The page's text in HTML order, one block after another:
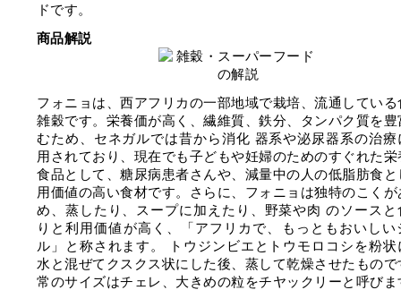
ドです。
商品解説
フォニョは、西アフリカの一部地域で栽培、流通してい
雑穀です。栄養価が高く、繊維質、鉄分、タンパク質を
むため、セネガルでは昔から消化 器系や泌尿器系の治療
用されており、現在でも子どもや妊婦のためのすぐれた
食品として、糖尿病患者さんや、減量中の人の低脂肪食
用価値の高い食材です。さらに、フォニョは独特のこく
め、蒸したり、スープに加えたり、野菜や肉 のソースと
りと利用価値が高く、「アフリカで、もっともおいしい
ル」と称されます。 トウジンビエとトウモロコシを粉状
水と混ぜてクスクス状にした後、蒸して乾燥させたもの
常のサイズはチェレ、大きめの粒をチヤックリーと呼び